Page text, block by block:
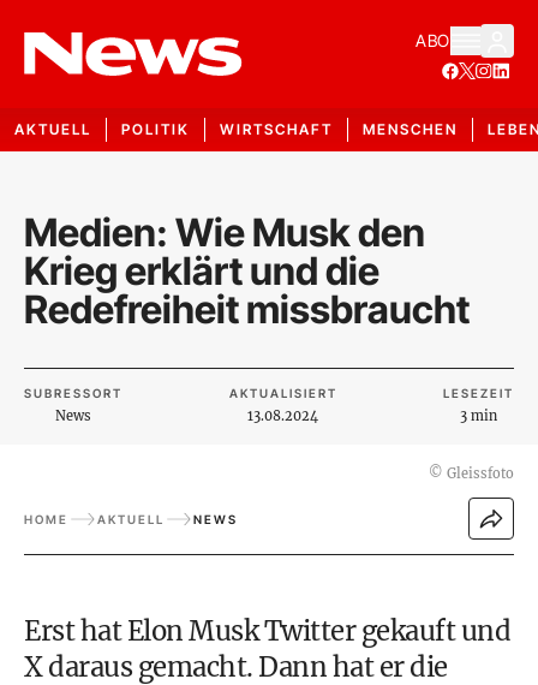
ABO
AKTUELL POLITIK WIRTSCHAFT MENSCHEN
Medien: Wie Musk den
Krieg erklärt und die
Redefreiheit missbraucht
SUBRESSORT
News
AKTUALISIERT
13.08.2024
LESEZEIT
3 min
© Gleissfoto
HOME AKTUELL NEWS
Erst hat Elon Musk Twitter gekauft und
X daraus gemacht. Dann hat er die